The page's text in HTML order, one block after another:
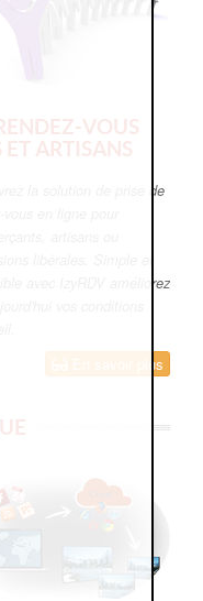
VOUS
ARTISANS
la solution de prise de
avec IzyRDV améliorez
En savoir plus